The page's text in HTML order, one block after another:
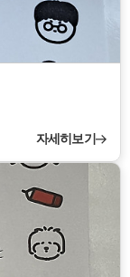
자세히보기